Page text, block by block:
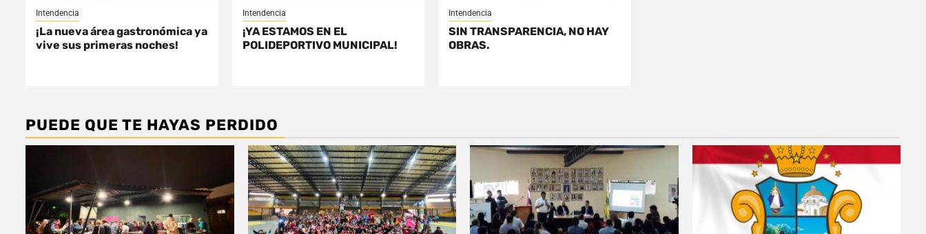
Intendencia
¡La nueva área gastronómica ya
vive sus primeras noches!
Intendencia
¡YA ESTAMOS EN EL
POLIDEPORTIVO MUNICIPAL!
Intendencia
SIN TRANSPARENCIA, NO HAY
OBRAS.
PUEDE QUE TE HAYAS PERDIDO